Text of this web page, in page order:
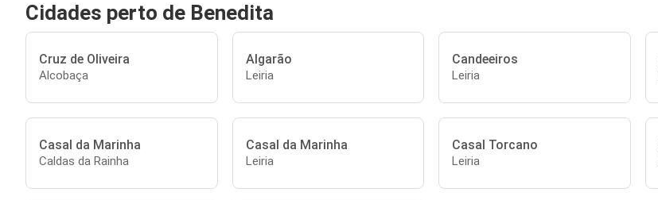
Cidades perto de Benedita
Cruz de Oliveira
Alcobaça
Algarão
Leiria
Candeeiros
Leiria
Casal da Marinha
Caldas da Rainha
Casal da Marinha
Leiria
Casal Torcano
Leiria